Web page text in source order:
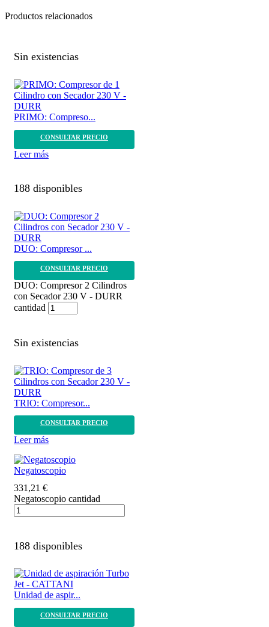
Productos relacionados
Sin existencias
PRIMO: Compreso...
CONSULTAR PRECIO
Leer más
188 disponibles
DUO: Compresor ...
CONSULTAR PRECIO
DUO: Compresor 2 Cilindros
con Secador 230 V - DURR
cantidad
Sin existencias
TRIO: Compresor...
CONSULTAR PRECIO
Leer más
Negatoscopio
331,21 €
Negatoscopio cantidad
188 disponibles
Unidad de aspir...
CONSULTAR PRECIO